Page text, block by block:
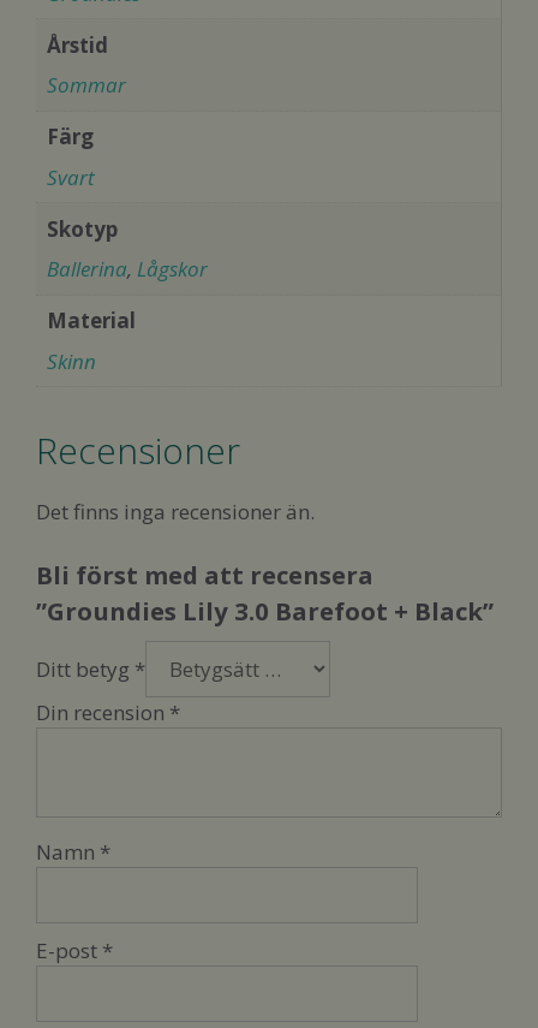
Årstid
Sommar
Färg
Svart
Skotyp
Ballerina, Lågskor
Material
Skinn
Recensioner
Det finns inga recensioner än.
Bli först med att recensera
”Groundies Lily 3.0 Barefoot + Black”
Ditt betyg *
Din recension *
Namn *
E-post *